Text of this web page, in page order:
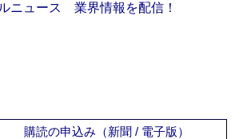
ニュース 業界情報を配信！
購読の申込み（新聞 / 電子版）